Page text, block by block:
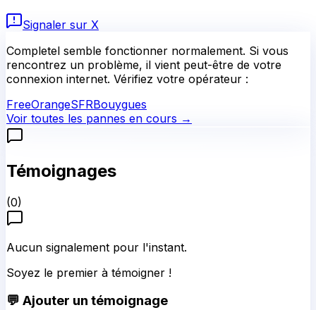
Signaler sur X
Completel semble fonctionner normalement. Si vous
rencontrez un problème, il vient peut-être de votre
connexion internet. Vérifiez votre opérateur :
FreeOrangeSFRBouygues
Voir toutes les pannes en cours →
Témoignages
(0)
Aucun signalement pour l'instant.
Soyez le premier à témoigner !
💬 Ajouter un témoignage